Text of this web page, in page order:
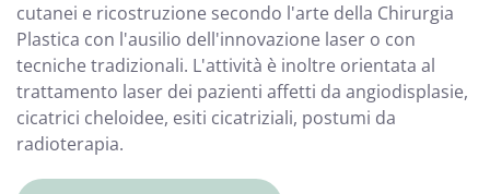
cutanei e ricostruzione secondo l'arte della Chirurgia
Plastica con l'ausilio dell'innovazione laser o con
tecniche tradizionali. L'attività è inoltre orientata al
trattamento laser dei pazienti affetti da angiodisplasie,
cicatrici cheloidee, esiti cicatriziali, postumi da
radioterapia.